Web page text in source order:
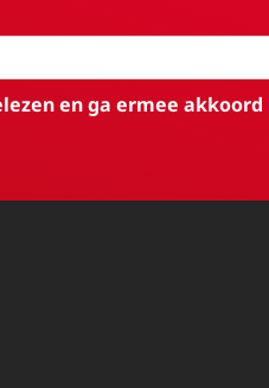
en ga ermee akkoord